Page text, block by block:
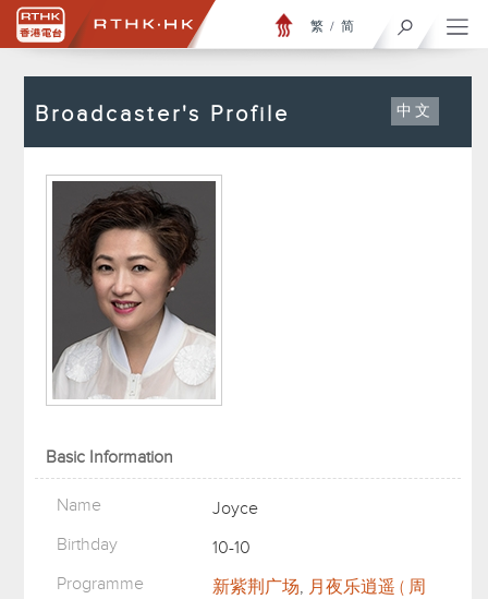
繁 / 简
Broadcaster's Profile 中文
Basic Information
Name
Joyce
Birthday
10-10
Programme
新紫荆广场, 月夜乐逍遥 ( 周